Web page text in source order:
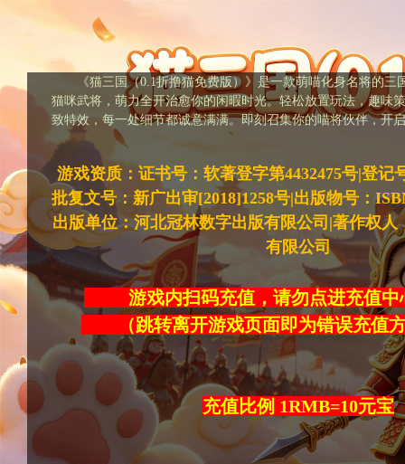
《猫三国（0.1折撸猫免费版）》是一款萌喵化身名将的三
猫咪武将，萌力全开治愈你的闲暇时光。轻松放置玩法，趣味
致特效，每一处细节都诚意满满。即刻召集你的喵将伙伴，开
游戏资质：证书号：软著登字第4432475号|登记
批复文号：新广出审[2018]1258号|出版物号：
出版单位：河北冠林数字出版有限公司|著作权人
有限公司
游戏内扫码充值，请勿点进充
（跳转离开游戏页面即为错误
充值比例 1RMB=10元宝